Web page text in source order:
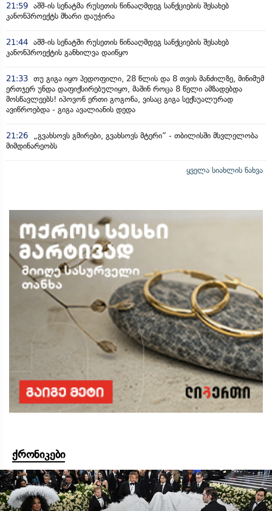
21:59 აშშ-ის სენატმა რუსეთის წინააღმდეგ სანქციების შესახებ
კანონპროექტს მხარი დაუჭირა
21:44 აშშ-ის სენატში რუსეთის წინააღმდეგ სანქციების შესახებ
კანონპროექტის განხილვა დაიწყო
21:33 თუ გიგა იყო პედოფილი, 28 წლის და 8 თვის მანძილზე, მინიმუმ
ერთჯერ უნდა დაფიქსირებულიყო, მაშინ როცა 8 წელი ამზადებდა
მოსწავლეებს! იპოვონ ერთი გოგონა, ვისაც გიგა სექსუალურად
ავიწროებდა - გიგა ავალიანის დედა
21:26
„გვახსოვს გმირები, გვახსოვს მტერი” - თბილისში მსვლელობა
მიმდინარეობს
ყველა სიახლის ნახვა
ქრონიკები